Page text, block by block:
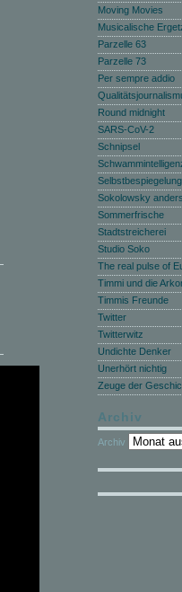
Moving Movies
Musicalische
Parzelle 63
Parzelle 73
Per sempre addio
Round midnight
SARS-CoV-2
Schnipsel
Selbstbespiegelung
Sokolowsky
Sommerfrische
Stadtstreicherei
Studio Soko
The real pulse of
Timmi und die
Timmis Freunde
Twitter
Twitterwitz
Undichte Denker
Unerhört nichtig
Zeuge der
Archiv
Archiv